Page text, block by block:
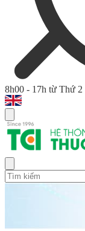
8h00 - 17h từ Thứ 2